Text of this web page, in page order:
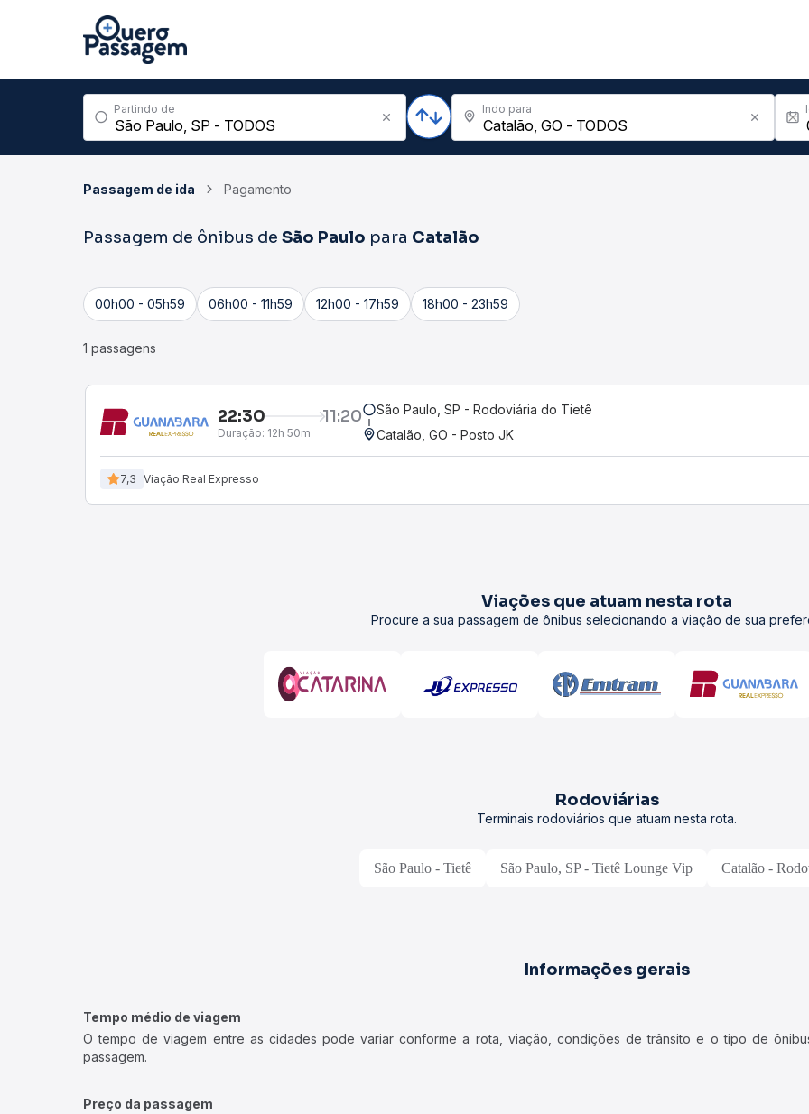
Partindo de Indo para
Passagem de ida Pagamento
Passagem de ônibus de São Paulo para Catalão
00h00 - 05h59 06h00 - 11h59 12h00 - 17h59 18h00 - 23h59
1 passagens
22:30 11:20
Duração: 12h 50m
São Paulo, SP - Rodoviária do Tietê
Catalão, GO - Posto JK
7,3 Viação Real Expresso
Viações que atuam nesta rota
Procure a sua passagem de ônibus selecionando a viação de sua
Rodoviárias
Terminais rodoviários que atuam nesta rota.
São Paulo - Tietê São Paulo, SP - Tietê Lounge Vip Catalão -
Informações gerais
Tempo médio de viagem
O tempo de viagem entre as cidades pode variar conforme a rota, viação, condições de trânsito e o tipo de
passagem.
Preço da passagem